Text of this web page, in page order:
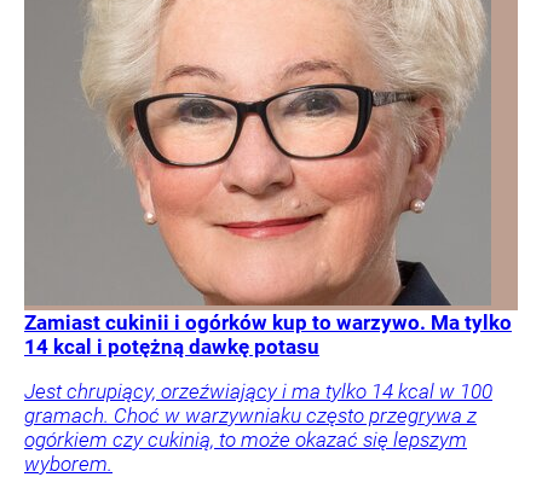
Zamiast cukinii i ogórków kup to warzywo. Ma tylko
14 kcal i potężną dawkę potasu
Jest chrupiący, orzeźwiający i ma tylko 14 kcal w 100
gramach. Choć w warzywniaku często przegrywa z
ogórkiem czy cukinią, to może okazać się lepszym
wyborem.